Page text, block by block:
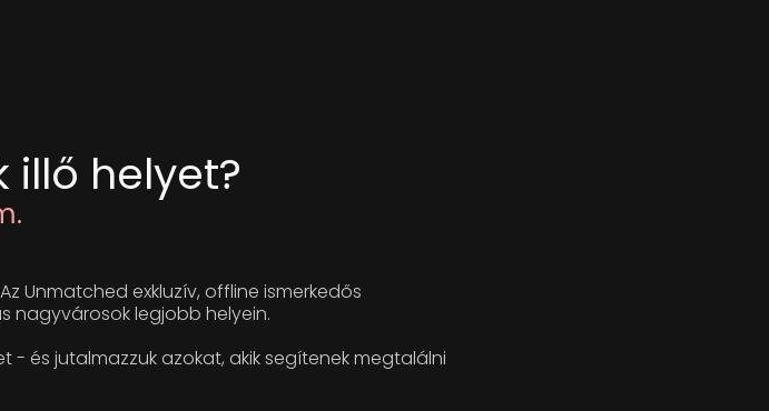
illő helyet?
Unmatched exkluzív, offline ismerkedős
nagyvárosok legjobb helyein.
- és jutalmazzuk azokat, akik segítenek megtalálni